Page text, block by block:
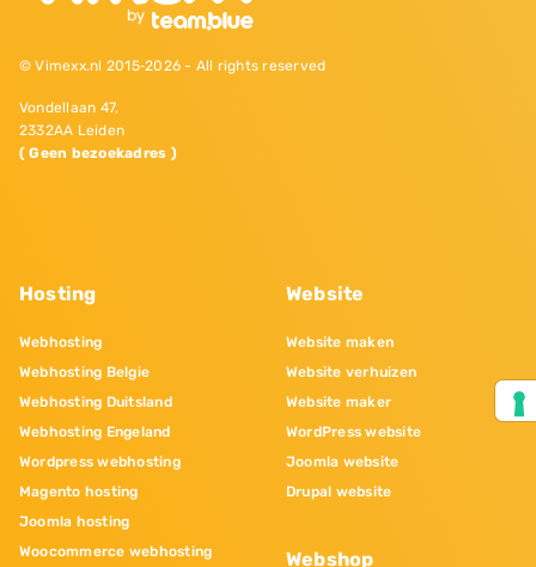
© Vimexx.nl 2015‐2026 - All rights reserved
Vondellaan 47,
2332AA Leiden
( Geen bezoekadres )
Hosting
Webhosting
Webhosting Belgie
Webhosting Duitsland
Webhosting Engeland
Wordpress webhosting
Magento hosting
Joomla hosting
Woocommerce webhosting
Website
Website maken
Website verhuizen
Website maker
WordPress website
Joomla website
Drupal website
Webshop